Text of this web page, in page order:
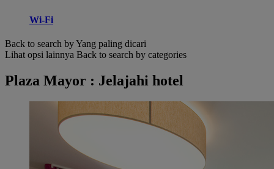
Wi-Fi
Back to search by Yang paling dicari
Lihat opsi lainnya Back to search by categories
Plaza Mayor : Jelajahi hotel